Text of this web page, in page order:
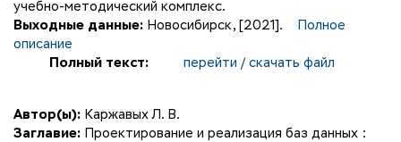
учебно-методический комплекс.
Выходные данные: Новосибирск, [2021].
Полное
описание
Полный текст:
перейти / скачать файл
Автор(ы): Каржавых Л. В.
Заглавие: Проектирование и реализация баз данных :